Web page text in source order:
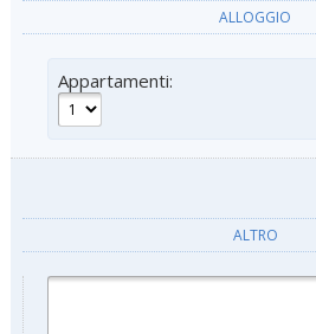
ALLOGGIO
Appartamenti:
ALTRO